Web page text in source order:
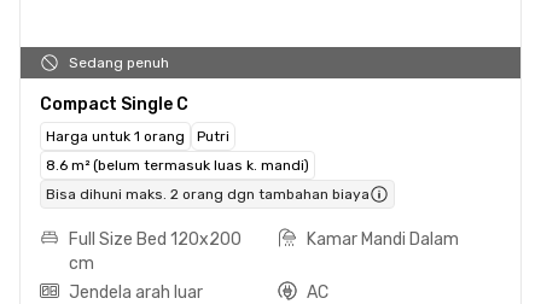
Sedang penuh
Compact Single C
Harga untuk 1 orang
Putri
8.6 m² (belum termasuk luas k. mandi)
Bisa dihuni maks. 2 orang dgn tambahan biaya
Full Size Bed 120x200
cm
Kamar Mandi Dalam
Jendela arah luar
AC